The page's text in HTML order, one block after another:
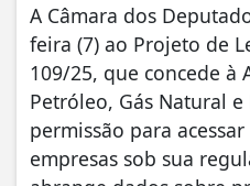
A Câmara dos
feira (7) ao Projeto de
109/25, que concede à
Petróleo, Gás Natural
permissão para
empresas sob sua